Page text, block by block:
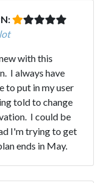
with this
I always have
to put in my user
told to change
I could be
I'm trying to get
ends in May.